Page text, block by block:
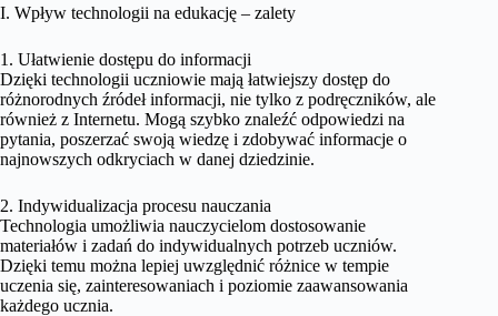
I. Wpływ technologii na edukację – zalety
1. Ułatwienie dostępu do informacji
Dzięki technologii uczniowie mają łatwiejszy dostęp do
różnorodnych źródeł informacji, nie tylko z podręczników, ale
również z Internetu. Mogą szybko znaleźć odpowiedzi na
pytania, poszerzać swoją wiedzę i zdobywać informacje o
najnowszych odkryciach w danej dziedzinie.
2. Indywidualizacja procesu nauczania
Technologia umożliwia nauczycielom dostosowanie
materiałów i zadań do indywidualnych potrzeb uczniów.
Dzięki temu można lepiej uwzględnić różnice w tempie
uczenia się, zainteresowaniach i poziomie zaawansowania
każdego ucznia.